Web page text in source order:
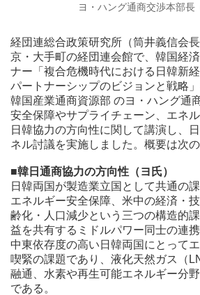
ヨ・ハング通商交渉本部長
経団連総合政策研究所（筒井義信会
京・大手町の経団連会館で、韓国経
ナー「複合危機時代における日韓新
パートナーシップのビジョンと戦略」
韓国産業通商資源部 のヨ・ハング通
安全保障やサプライチェーン、エネ
日韓協力の方向性に関して講演し、
ネル討議を実施しました。概要は次の
■韓日通商協力の方向性（ヨ氏）
日韓両国が製造業立国として共通の
エネルギー安全保障、米中の経済・
齢化・人口減少という三つの構造的
益を共有するミドルパワー同士の連携
中東依存度の高い日韓両国にとって
喫緊の課題であり、液化天然ガス（
融通、水素や再生可能エネルギー分
である。